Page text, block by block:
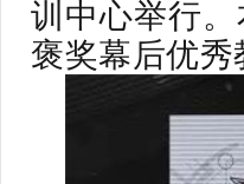
训中心举行
褒奖幕后优